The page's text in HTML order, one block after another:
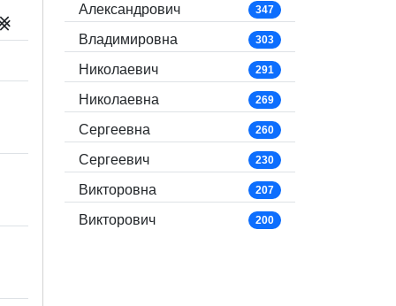
Александрович 347
Владимировна 303
Николаевич 291
Николаевна 269
Сергеевна 260
Сергеевич 230
Викторовна 207
Викторович 200